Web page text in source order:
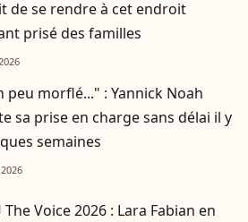
de se rendre à cet endroit
prisé des familles
peu morflé..." : Yannick Noah
sa prise en charge sans délai il y
semaines
The Voice 2026 : Lara Fabian en